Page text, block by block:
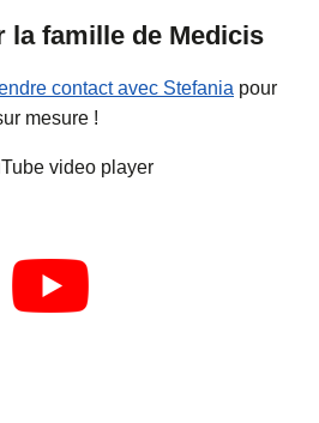
la famille de Medicis
contact avec Stefania pour
mesure !